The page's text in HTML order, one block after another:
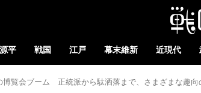
源平 戦国 江戸 幕末維新 近現代
博覧会ブーム 正統派から駄洒落まで、さまざまな趣向